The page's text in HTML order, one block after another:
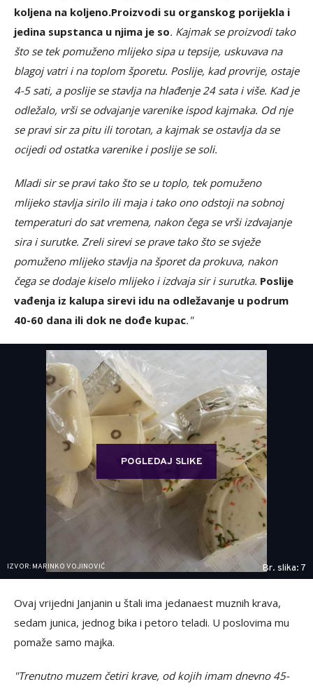
koljena na koljeno.Proizvodi su organskog porijekla i
jedina supstanca u njima je so. Kajmak se proizvodi tako
što se tek pomuženo mlijeko sipa u tepsije, uskuvava na
blagoj vatri i na toplom šporetu. Poslije, kad provrije, ostaje
4-5 sati, a poslije se stavlja na hlađenje 24 sata i više. Kad je
odležalo, vrši se odvajanje varenike ispod kajmaka. Od nje
se pravi sir za pitu ili torotan, a kajmak se ostavlja da se
ocijedi od ostatka varenike i poslije se soli.
Mladi sir se pravi tako što se u toplo, tek pomuženo
mlijeko stavlja sirilo ili maja i tako ono odstoji na sobnoj
temperaturi do sat vremena, nakon čega se vrši izdvajanje
sira i surutke. Zreli sirevi se prave tako što se svježe
pomuženo mlijeko stavlja na šporet da prokuva, nakon
čega se dodaje kiselo mlijeko i izdvaja sir i surutka. Poslije
vađenja iz kalupa sirevi idu na odležavanje u podrum
40-60 dana ili dok ne dođe kupac."
POGLEDAJ SLIKE
IZVOR: MARINKO VOJINOVIĆ Br. slika: 7
Ovaj vrijedni Janjanin u štali ima jedanaest muznih krava,
sedam junica, jednog bika i petoro teladi. U poslovima mu
pomaže samo majka.
"Trenutno muzem četiri krave, od kojih imam dnevno 45-